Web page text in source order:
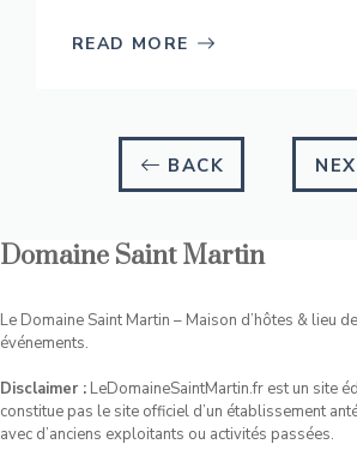
READ MORE
BACK
Domaine Saint Martin
Le Domaine Saint Martin – Maison d’hôtes & lieu
événements.
Disclaimer : LeDomaineSaintMartin.fr est un site
constitue pas le site officiel d’un établissement
avec d’anciens exploitants ou activités passées.